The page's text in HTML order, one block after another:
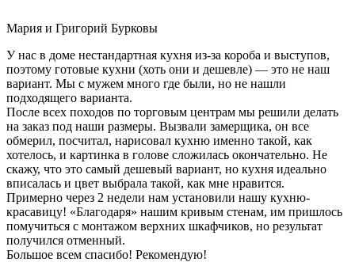
Мария и Григорий Бурковы
У нас в доме нестандартная кухня из-за короба и выступов,
поэтому готовые кухни (хоть они и дешевле) — это не наш
вариант. Мы с мужем много где были, но не нашли
подходящего варианта.
После всех походов по торговым центрам мы решили делать
на заказ под наши размеры. Вызвали замерщика, он все
обмерил, посчитал, нарисовал кухню именно такой, как
хотелось, и картинка в голове сложилась окончательно. Не
скажу, что это самый дешевый вариант, но кухня идеально
вписалась и цвет выбрала такой, как мне нравится.
Примерно через 2 недели нам установили нашу кухню-
красавицу! «Благодаря» нашим кривым стенам, им пришлось
помучиться с монтажом верхних шкафчиков, но результат
получился отменный.
Большое всем спасибо! Рекомендую!